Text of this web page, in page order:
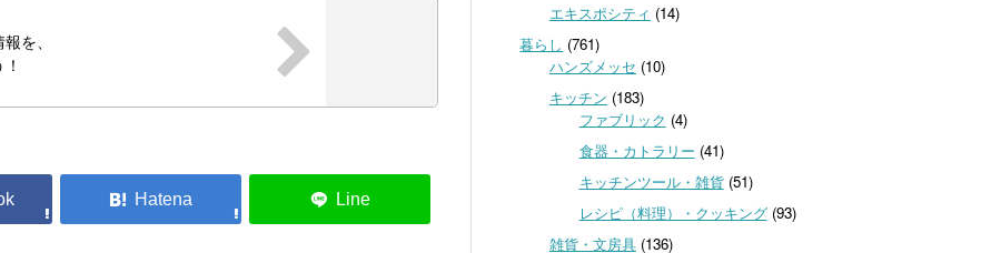
を、
エキスポシティ (14)
暮らし (761)
ハンズメッセ (10)
キッチン (183)
ファブリック (4)
食器・カトラリー (41)
キッチンツール・雑貨(51)
レシピ（料理）・クッキング(93)
雑貨・文房具(136)